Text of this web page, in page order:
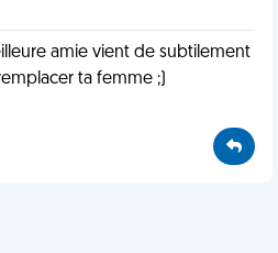
amie vient de subtilement
ta femme ;)